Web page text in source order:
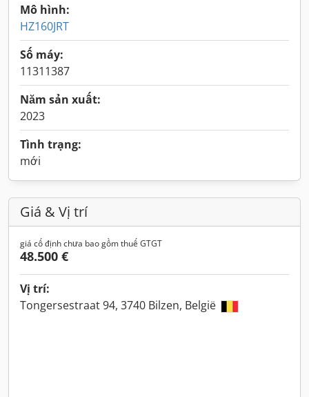
Mô hình:
HZ160JRT
Số máy:
11311387
Năm sản xuất:
2023
Tình trạng:
mới
Giá & Vị trí
giá cố định chưa bao gồm thuế GTGT
48.500 €
Vị trí:
Tongersestraat 94, 3740 Bilzen, België